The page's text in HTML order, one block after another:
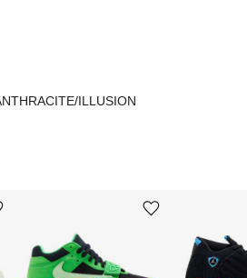
ILLUSION
listesine ekle veya listeden çıkar Ürünü istek listesine ekle veya listeden çıkar